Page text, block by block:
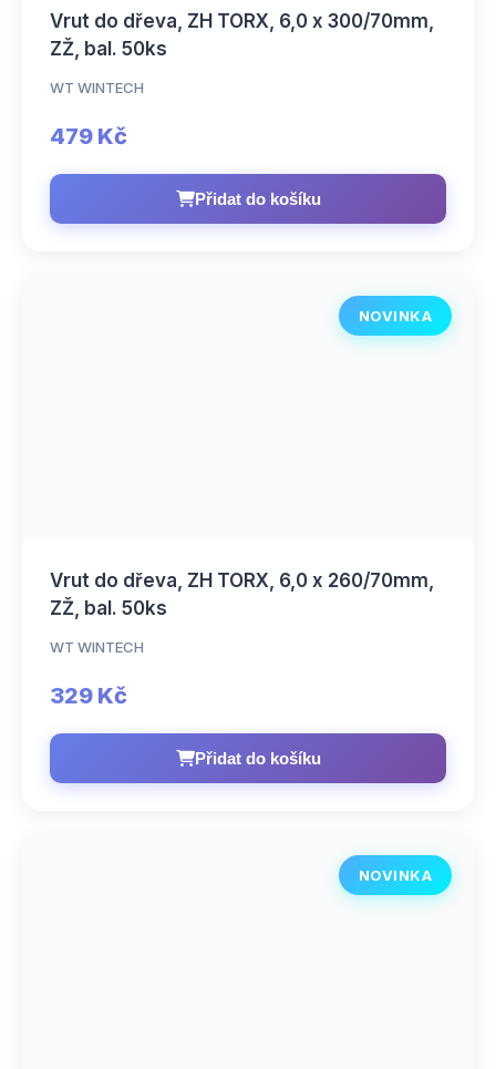
Vrut do dřeva, ZH TORX, 6,0 x 300/70mm,
ZŽ, bal. 50ks
WT WINTECH
479 Kč
Přidat do košíku
NOVINKA
Vrut do dřeva, ZH TORX, 6,0 x 260/70mm,
ZŽ, bal. 50ks
WT WINTECH
329 Kč
Přidat do košíku
NOVINKA